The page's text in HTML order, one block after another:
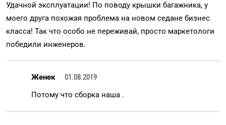
Удачной эксплуатации! По поводу крышки багажника, у
моего друга похожая проблема на новом седане бизнес
класса! Так что особо не переживай, просто маркетологи
победили инженеров.
Женек
01.08.2019
Потому что сборка наша .